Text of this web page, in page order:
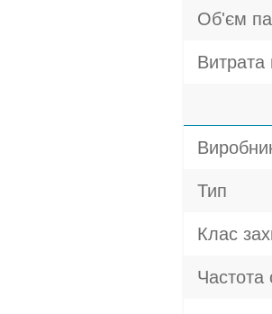
Об'єм
Витрата
Тип
Клас
Частота